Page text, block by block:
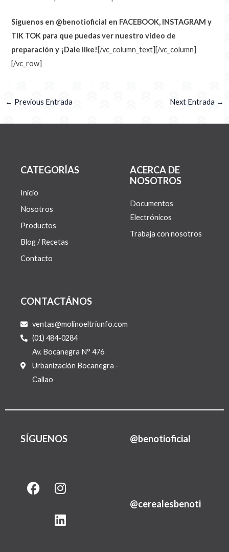
Síguenos en @benotioficial en FACEBOOK, INSTAGRAM y
TIK TOK para que puedas ver nuestro video de
preparación y ¡Dale like! [/vc_column_text][/vc_column]
[/vc_row]
← Previous Entrada Next Entrada →
CATEGORÍAS
Inicio
Nosotros
Productos
Blog / Recetas
Contacto
ACERCA DE
NOSOTROS
Documentos
Electrónicos
Trabaja con nosotros
CONTACTÁNOS
ventas@molinoeltriunfo.com
(01) 484-0284
Av. Bocanegra N° 476
Urbanización Bocanegra -
Callao
SÍGUENOS @benotioficial
F
a
I
n
t
L
i
k
@cerealesbenoti